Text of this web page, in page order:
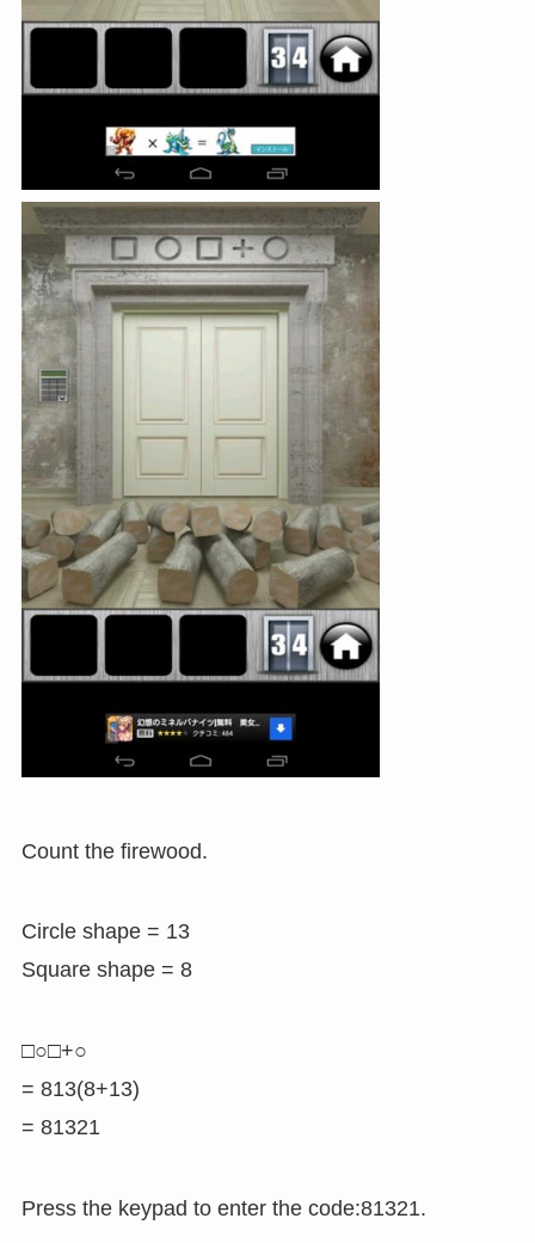
Count the firewood.
Circle shape = 13
Square shape = 8
□○□+○
= 813(8+13)
= 81321
Press the keypad to enter the code:81321.